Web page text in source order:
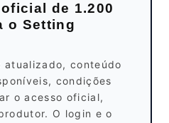
de 1.200
o Setting
conteúdo
condições
o acesso oficial,
O login e o